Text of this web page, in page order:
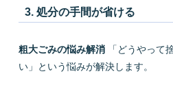
3. 処分の手間が省ける
粗大ごみの悩み解消「どうやって
い」という悩みが解決します。